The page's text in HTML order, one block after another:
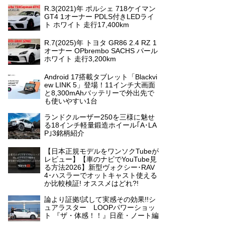
R.3(2021)年 ポルシェ 718ケイマン
GT4 1オーナー PDLS付きLEDライ
ト ホワイト 走行17,400km
R.7(2025)年 トヨタ GR86 2.4 RZ 1
オーナー OPbrembo SACHS パール
ホワイト 走行3,200km
Android 17搭載タブレット「Blackvi
ew LINK 5」登場！11インチ大画面
と8,300mAhバッテリーで外出先で
も使いやすい1台
ランドクルーザー250を三様に魅せ
る18インチ軽量鍛造ホイール｢A･LA
P｣3銘柄紹介
【日本正規モデルをワンソクTubeが
レビュー】【車のナビでYouTube見
る方法2026】新型ヴォクシー･RAV
4･ハスラーでオットキャスト使える
か比較検証! オススメはどれ?!
論より証拠!試して実感その効果!!シ
ュアラスター LOOPパワーショッ
ト 『ザ・体感！！』日産・ノート編